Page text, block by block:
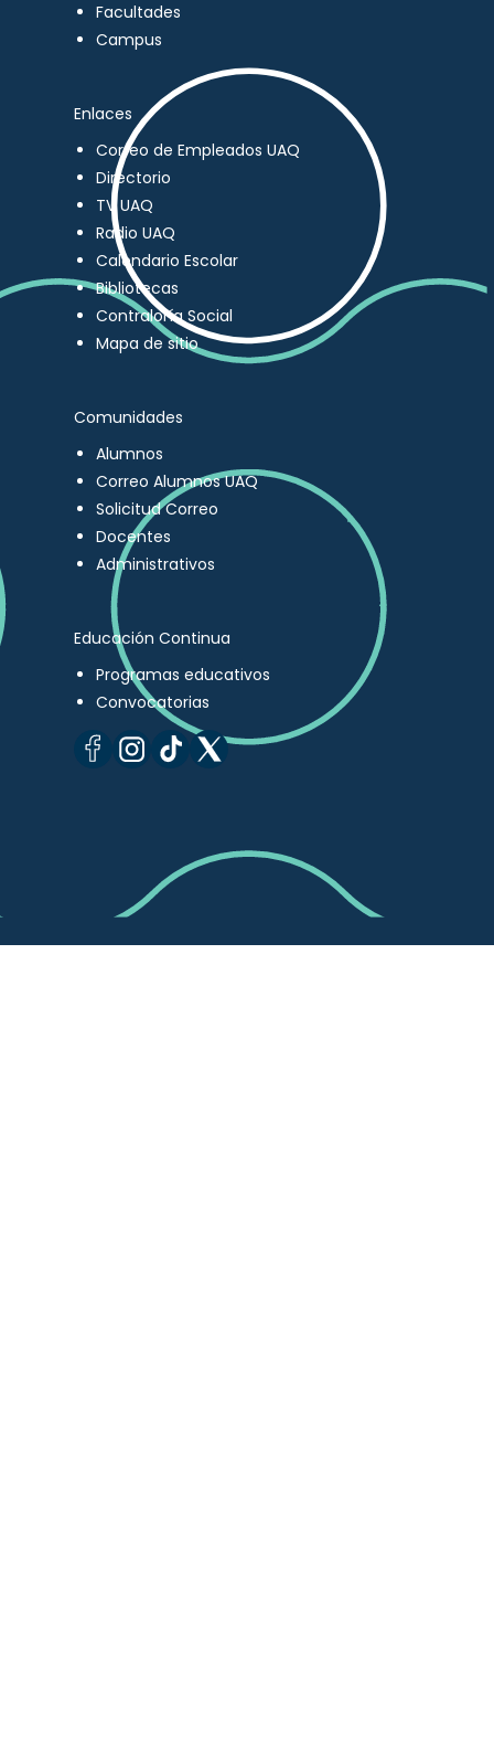
Facultades
Campus
Enlaces
Correo de Empleados UAQ
Directorio
TV UAQ
Radio UAQ
Calendario Escolar
Bibliotecas
Contraloría Social
Mapa de sitio
Comunidades
Alumnos
Correo Alumnos UAQ
Solicitud Correo
Docentes
Administrativos
Educación Continua
Programas educativos
Convocatorias